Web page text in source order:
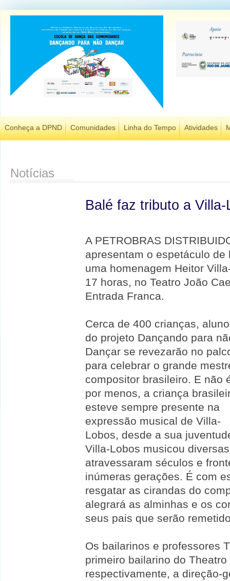
Conheça a DPND Comunidades Linha do Tempo Atividades
Notícias
Balé faz tributo a Villa-
A PETROBRAS
apresentam o espetáculo
uma homenagem Heitor
17 horas, no Teatro João
Entrada Franca.
Cerca de 400 crianças,
do projeto Dançando para
Dançar se revezarão no
para celebrar o grande
compositor brasileiro. E não
por menos, a criança
esteve sempre presente na
expressão musical de Villa-
Lobos, desde a sua
Villa-Lobos musicou
atravessaram séculos e
inúmeras gerações. É com
resgatar as cirandas do
alegrará as alminhas e os
seus pais que serão
Os bailarinos e professores
primeiro bailarino do
respectivamente, a direção-